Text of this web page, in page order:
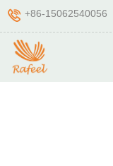
+86-15062540056